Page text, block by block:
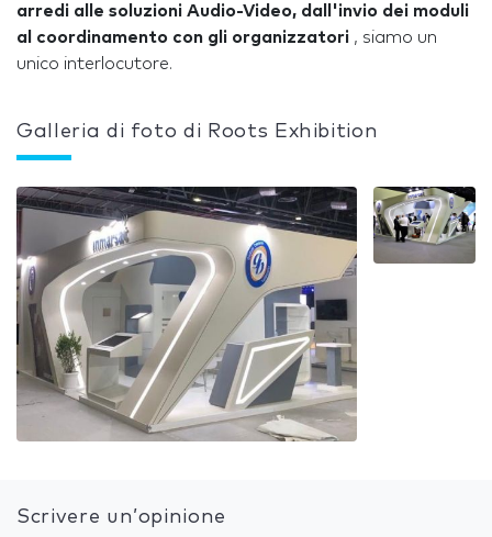
arredi alle soluzioni Audio-Video, dall'invio dei moduli
al coordinamento con gli organizzatori , siamo un
unico interlocutore.
Galleria di foto di Roots Exhibition
Scrivere un’opinione